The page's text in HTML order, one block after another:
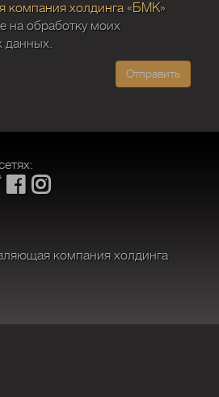
компания холдинга «БМК»
на обработку моих
данных.
Отправить
компания холдинга